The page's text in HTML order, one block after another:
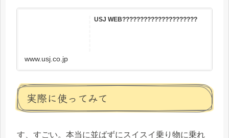
USJ WEB?????????????????????
www.usj.co.jp
実際に使ってみて
す、すごい。本当に並ばずにスイスイ乗り物に乗れ